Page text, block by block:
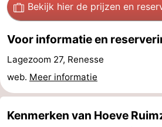
Buitenheem
-
De
Oase
-
Duinoord
Ginsterveld
-
Julianahoeve
-
Bekijk hier de prijzen en
Voor informatie en
Lagezoom 27, Renesse
web. Meer informatie
Kenmerken van Hoeve